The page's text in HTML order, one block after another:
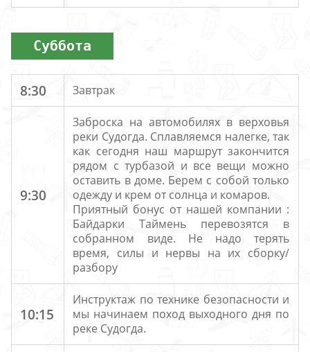
Суббота
8:30 Завтрак
9:30
Заброска на автомобилях в верховья
реки Судогда. Сплавляемся налегке, так
как сегодня наш маршрут закончится
рядом с турбазой и все вещи можно
оставить в доме. Берем с собой только
одежду и крем от солнца и комаров.
Приятный бонус от нашей компании :
Байдарки Таймень перевозятся в
собранном виде. Не надо терять
время, силы и нервы на их сборку/
разбору
10:15
Инструктаж по технике безопасности и
мы начинаем поход выходного дня по
реке Судогда.